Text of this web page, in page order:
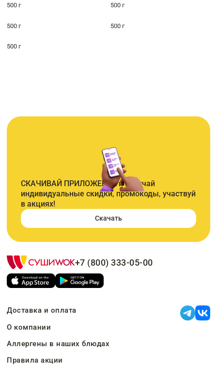
500 г 500 г
500 г 500 г
500 г
СКАЧИВАЙ ПРИЛОЖЕНИЕ и получай
индивидуальные скидки, промокоды, участвуй
в акциях!
Скачать
+7 (800) 333-05-00
Доставка и оплата
О компании
Аллергены в наших блюдах
Правила акции